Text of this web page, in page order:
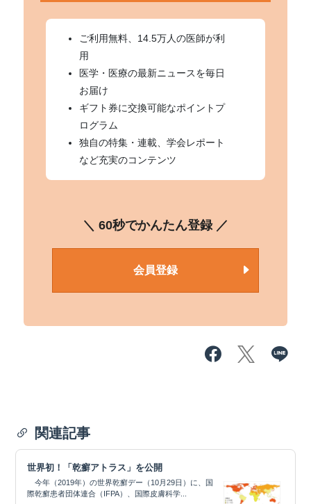
ご利用無料、14.5万人の医師が利
用
医学・医療の最新ニュースを毎日
お届け
ギフト券に交換可能なポイントプ
ログラム
独自の特集・連載、学会レポート
など充実のコンテンツ
＼ 60秒でかんたん登録 ／
会員登録
関連記事
世界初！「乾癬アトラス」を公開
今年（2019年）の世界乾癬デー（10月29日）に、国
際乾癬患者団体連合（IFPA）、国際皮膚科学...